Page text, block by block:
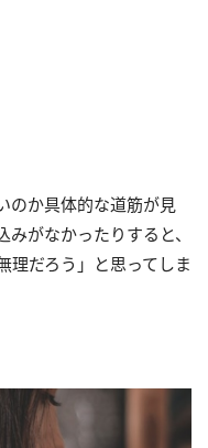
のか具体的な道筋が見
がなかったりすると、
理だろう」と思ってしま